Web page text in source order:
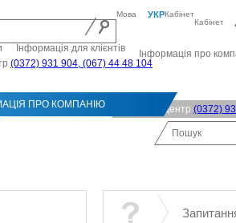
Кабінет
Кабінет
Мова УКР
Інформація для клієнтів
Інформація про
(0372) 931 904, (067) 44 48 104
Контакт-центр (0372)
ПРО КОМПАНІЮ